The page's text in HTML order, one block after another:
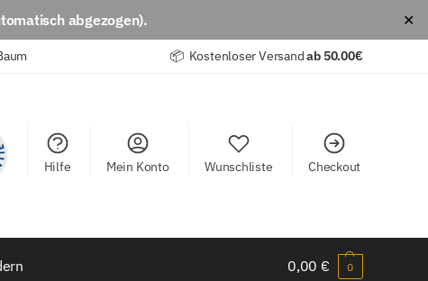
abgezogen). ✕
📦 Kostenloser Versandab 50.00€
Hilfe Mein Konto Wunschliste Checkout
0,00 € 0